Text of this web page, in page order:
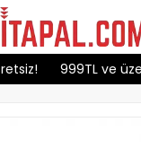
999TL ve